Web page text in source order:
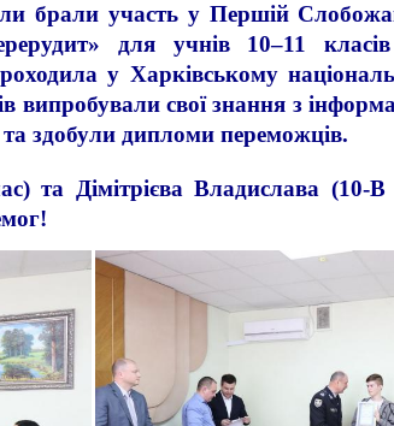
брали участь у Першій
для учнів 10–11 класів
у Харківському
випробували свої знання з
здобули дипломи переможців.
та Дімітрієва Владислава (10-